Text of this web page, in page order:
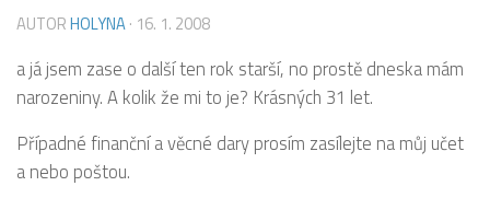
AUTORHOLYNA· 16. 1. 2008
a já jsem zase o další ten rok starší, no prostě dneska mám
narozeniny. A kolik že mi to je? Krásných 31 let.
Případné finanční a věcné dary prosím zasílejte na můj učet
a nebo poštou.